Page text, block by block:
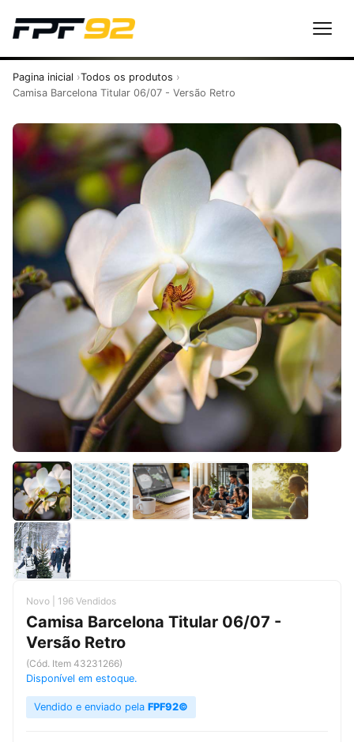
Pagina inicial
Todos os produtos
Camisa Barcelona Titular 06/07 - Versão Retro
Novo | 196 Vendidos
Camisa Barcelona Titular 06/07 -
Versão Retro
(Cód. Item 43231266)
Disponível em estoque.
Vendido e enviado pela FPF92©